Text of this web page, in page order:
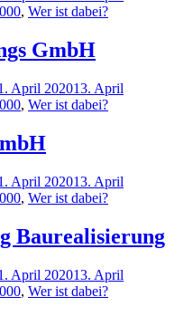
, Wer ist dabei?
GmbH
April 202013. April
, Wer ist dabei?
April 202013. April
, Wer ist dabei?
Baurealisierung
April 202013. April
, Wer ist dabei?